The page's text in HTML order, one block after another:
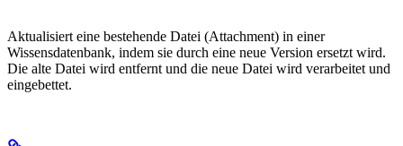
Aktualisiert eine bestehende Datei (Attachment) in einer
Wissensdatenbank, indem sie durch eine neue Version ersetzt wird.
Die alte Datei wird entfernt und die neue Datei wird verarbeitet und
eingebettet.